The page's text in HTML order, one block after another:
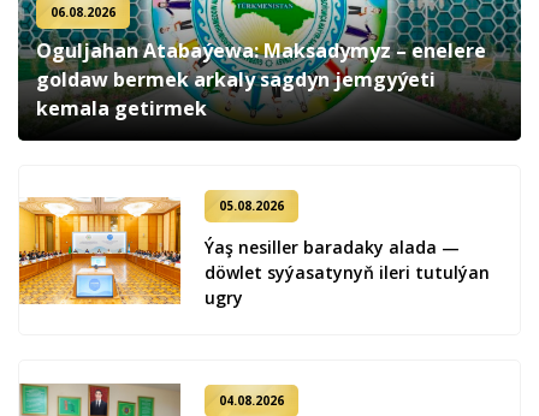
06.08.2026
Oguljahan Atabaýewa: Maksadymyz – enelere
goldaw bermek arkaly sagdyn jemgyýeti
kemala getirmek
05.08.2026
Ýaş ne­sil­ler ba­ra­da­ky ala­da —
döw­let sy­ýa­sa­ty­nyň ile­ri tu­tul­ýan
ug­ry
04.08.2026